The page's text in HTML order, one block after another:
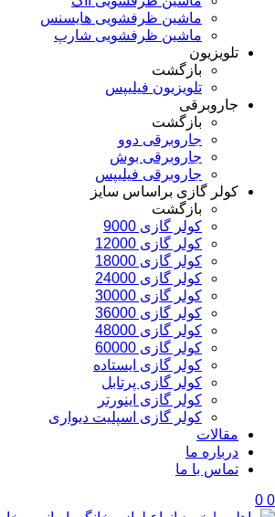
ماشین ظرفشویی هایسنس
ماشین ظرفشویی شارپ
تلویزیون
بازگشت
تلویزیون فیلیپس
جاروبرقی
بازگشت
جاروبرقی دوو
جاروبرقی بوش
جاروبرقی فیلیپس
کولر گازی براساس سایز
بازگشت
کولر گازی 9000
کولر گازی 12000
کولر گازی 18000
کولر گازی 24000
کولر گازی 30000
کولر گازی 36000
کولر گازی 48000
کولر گازی 60000
کولر گازی ایستاده
کولر گازی پرتابل
کولر گازی اینورتر
کولر گازی اسپلیت دیواری
مقالات
درباره ما
تماس با ما
0
0